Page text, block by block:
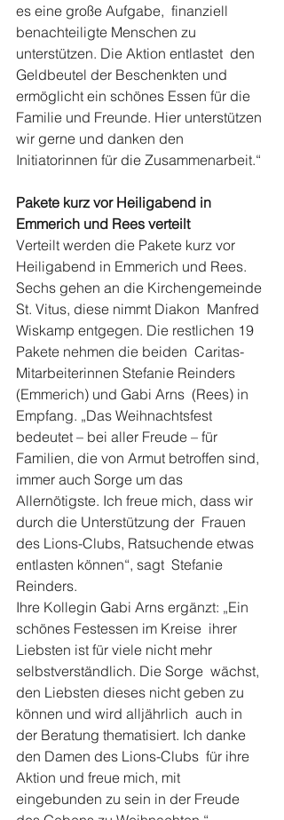
es eine große Aufgabe,  finanziell
benachteiligte Menschen zu
unterstützen. Die Aktion entlastet  den
Geldbeutel der Beschenkten und
ermöglicht ein schönes Essen für die
Familie und Freunde. Hier unterstützen
wir gerne und danken den
Initiatorinnen für die Zusammenarbeit.“
Pakete kurz vor Heiligabend in
Emmerich und Rees verteilt
Verteilt werden die Pakete kurz vor
Heiligabend in Emmerich und Rees.
Sechs gehen an die Kirchengemeinde
St. Vitus, diese nimmt Diakon  Manfred
Wiskamp entgegen. Die restlichen 19
Pakete nehmen die beiden  Caritas-
Mitarbeiterinnen Stefanie Reinders
(Emmerich) und Gabi Arns  (Rees) in
Empfang. „Das Weihnachtsfest
bedeutet – bei aller Freude – für
Familien, die von Armut betroffen sind,
immer auch Sorge um das
Allernötigste. Ich freue mich, dass wir
durch die Unterstützung der  Frauen
des Lions-Clubs, Ratsuchende etwas
entlasten können“, sagt  Stefanie
Reinders.
Ihre Kollegin Gabi Arns ergänzt: „Ein
schönes Festessen im Kreise  ihrer
Liebsten ist für viele nicht mehr
selbstverständlich. Die Sorge  wächst,
den Liebsten dieses nicht geben zu
können und wird alljährlich  auch in
der Beratung thematisiert. Ich danke
den Damen des Lions-Clubs  für ihre
Aktion und freue mich, mit
eingebunden zu sein in der Freude